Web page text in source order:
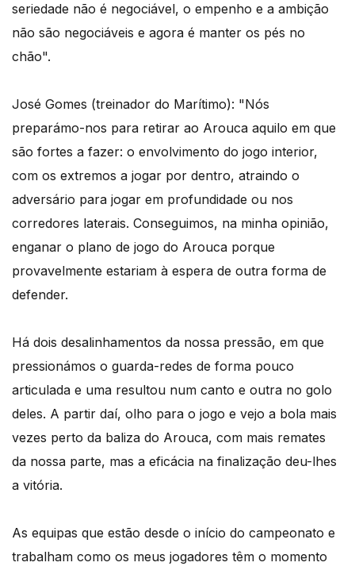
seriedade não é negociável, o empenho e a ambição
não são negociáveis e agora é manter os pés no
chão".
José Gomes (treinador do Marítimo): "Nós
preparámo-nos para retirar ao Arouca aquilo em que
são fortes a fazer: o envolvimento do jogo interior,
com os extremos a jogar por dentro, atraindo o
adversário para jogar em profundidade ou nos
corredores laterais. Conseguimos, na minha opinião,
enganar o plano de jogo do Arouca porque
provavelmente estariam à espera de outra forma de
defender.
Há dois desalinhamentos da nossa pressão, em que
pressionámos o guarda-redes de forma pouco
articulada e uma resultou num canto e outra no golo
deles. A partir daí, olho para o jogo e vejo a bola mais
vezes perto da baliza do Arouca, com mais remates
da nossa parte, mas a eficácia na finalização deu-lhes
a vitória.
As equipas que estão desde o início do campeonato e
trabalham como os meus jogadores têm o momento